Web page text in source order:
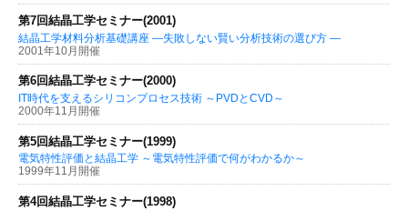
第7回結晶工学セミナー(2001)
結晶工学材料分析基礎講座 —失敗しない賢い分析技術の選び方 —
2001年10月開催
第6回結晶工学セミナー(2000)
IT時代を支えるシリコンプロセス技術 ～PVDとCVD～
2000年11月開催
第5回結晶工学セミナー(1999)
電気特性評価と結晶工学 ～電気特性評価で何がわかるか～
1999年11月開催
第4回結晶工学セミナー(1998)